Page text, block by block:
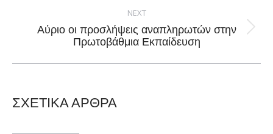
NEXT
Next
Αύριο οι προσλήψεις αναπληρωτών στην
Πρωτοβάθμια Εκπαίδευση
ΣΧΕΤΙΚΑ ΑΡΘΡΑ